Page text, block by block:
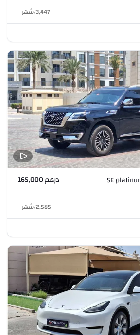
3,447
/شهر
درهم 165,000
2,585
/شهر